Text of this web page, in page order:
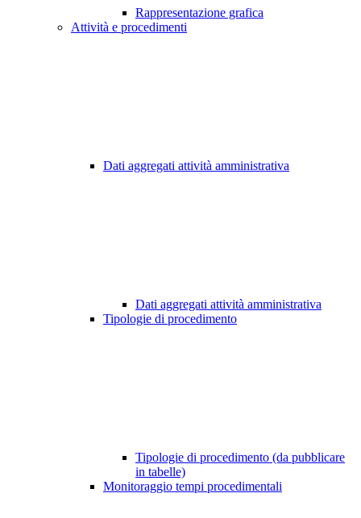
Rappresentazione grafica
Attività e procedimenti
Dati aggregati attività amministrativa
Dati aggregati attività amministrativa
Tipologie di procedimento
Tipologie di procedimento (da pubblicare
in tabelle)
Monitoraggio tempi procedimentali